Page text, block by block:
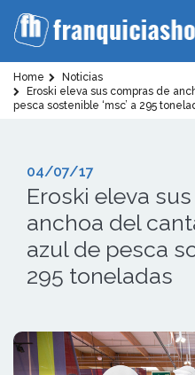
Home
Noticias
Eroski eleva sus compras de
pesca sostenible ‘msc’ a 295
04/07/17
Eroski eleva
anchoa del
azul de pesca
295 toneladas